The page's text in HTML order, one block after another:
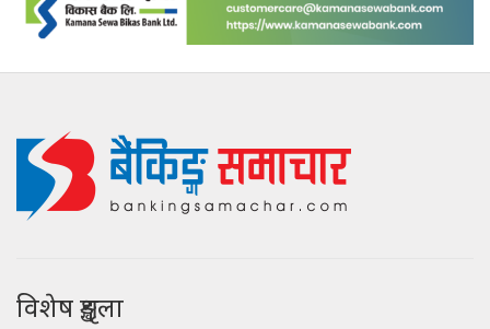
विशेष शृङ्खला